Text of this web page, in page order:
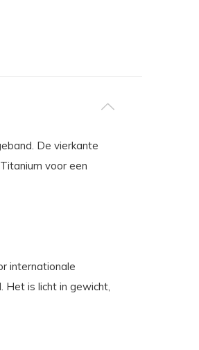
De vierkante
voor een
internationale
Het is licht in gewicht,